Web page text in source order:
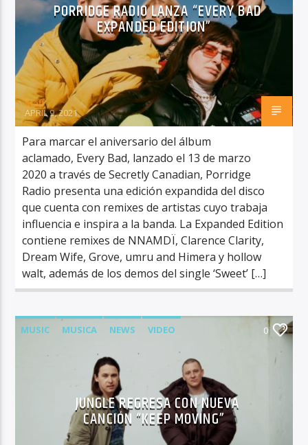
PORRIDGE RADIO LANZA “EVERY BAD
EXPANDED EDITION”
Staff
APRIL 9, 2021
Para marcar el aniversario del álbum
aclamado, Every Bad, lanzado el 13 de marzo
2020 a través de Secretly Canadian, Porridge
Radio presenta una edición expandida del disco
que cuenta con remixes de artistas cuyo trabaja
influencia e inspira a la banda. La Expanded Edition
contiene remixes de NNAMDÏ, Clarence Clarity,
Dream Wife, Grove, umru and Himera y hollow
walt, además de los demos del single ‘Sweet’ […]
MUSIC MUSICA NEWS VIDEO 0
JUNGLE REGRESA CON NUEVA
CANCIÓN “KEEP MOVING”